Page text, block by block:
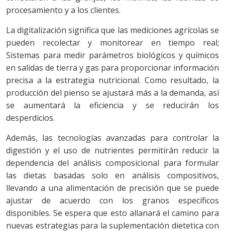
procesamiento y a los clientes.
La digitalización significa que las mediciones agrícolas se
pueden recolectar y monitorear en tiempo real;
Sistemas para medir parámetros biológicos y químicos
en salidas de tierra y gas para proporcionar información
precisa a la estrategia nutricional. Como resultado, la
producción del pienso se ajustará más a la demanda, así
se aumentará la eficiencia y se reducirán los
desperdicios.
Además, las tecnologías avanzadas para controlar la
digestión y el uso de nutrientes permitirán reducir la
dependencia del análisis composicional para formular
las dietas basadas solo en análisis compositivos,
llevando a una alimentación de precisión que se puede
ajustar de acuerdo con los granos específicos
disponibles. Se espera que esto allanará el camino para
nuevas estrategias para la suplementación dietetica con